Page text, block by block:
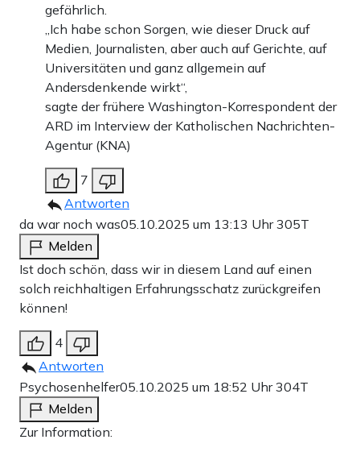
gefährlich.
„Ich habe schon Sorgen, wie dieser Druck auf
Medien, Journalisten, aber auch auf Gerichte, auf
Universitäten und ganz allgemein auf
Andersdenkende wirkt“,
sagte der frühere Washington-Korrespondent der
ARD im Interview der Katholischen Nachrichten-
Agentur (KNA)
7
Antworten
da war noch was05.10.2025 um 13:13 Uhr305T
Melden
Ist doch schön, dass wir in diesem Land auf einen
solch reichhaltigen Erfahrungsschatz zurückgreifen
können!
4
Antworten
Psychosenhelfer05.10.2025 um 18:52 Uhr304T
Melden
Zur Information: